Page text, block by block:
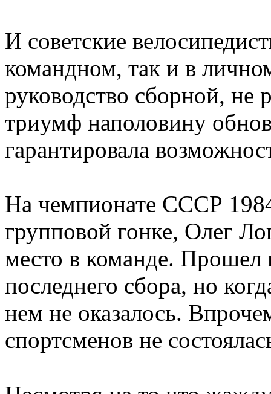
И советские
командном, так и в
руководство сборной, не
триумф наполовину
гарантировала
На чемпионате СССР
групповой гонке, Олег
место в команде. Прошел
последнего сбора, но
нем не оказалось.
спортсменов не